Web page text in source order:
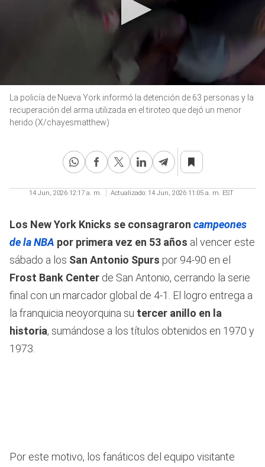
seconds
seconds
La policía de Nueva York informó la detención de 63 personas y la
recuperación del arma utilizada en el tiroteo que dejó un menor
herido (X/chayesmatthew)
14 Jun, 2026 12:17 a. m. Actualizado: 14 Jun, 2026 11:05 a. m. EST
Los New York Knicks se consagraron campeones
de la NBA por primera vez en 53 años al vencer este
sábado a los San Antonio Spurs por 94-90 en el
Frost Bank Center de San Antonio, cerrando la serie
final con un marcador global de 4-1. El logro entrega a
la franquicia neoyorquina su tercer anillo en la
historia, sumándose a los títulos obtenidos en 1970 y
1973.
Por este motivo, los fanáticos del equipo visitante